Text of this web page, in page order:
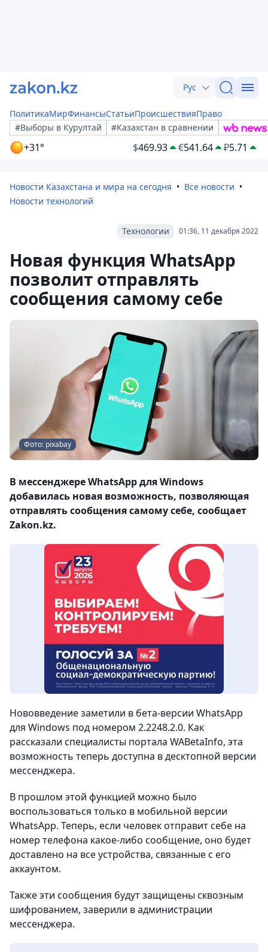
Рус
ПолитикаМирФинансыСтатьиПроисшествияПраво
#Выборы в Курултай
#Казахстан в сравнении
+31° $469.93 €541.64 ₽5.71
Новости Казахстана и мира на сегодня
Все новости
Новости технологий
01:36, 11 декабря 2022
Технологии
Новая функция WhatsApp
позволит отправлять
сообщения самому себе
Фото: pixabay
В мессенджере WhatsApp для Windows
добавилась новая возможность, позволяющая
отправлять сообщения самому себе, сообщает
Zakon.kz.
Нововведение заметили в бета-версии WhatsApp
для Windows под номером 2.2248.2.0. Как
рассказали специалисты портала WABetaInfo, эта
возможность теперь доступна в десктопной версии
мессенджера.
В прошлом этой функцией можно было
воспользоваться только в мобильной версии
WhatsApp. Теперь, если человек отправит себе на
номер телефона какое-либо сообщение, оно будет
доставлено на все устройства, связанные с его
аккаунтом.
Также эти сообщения будут защищены сквозным
шифрованием, заверили в администрации
мессенджера.